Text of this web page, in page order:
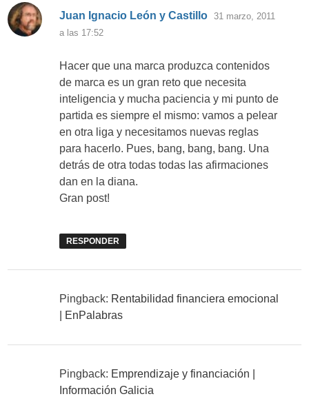
Juan Ignacio León y Castillo dice:
31 marzo, 2011
a las 17:52
Hacer que una marca produzca contenidos
de marca es un gran reto que necesita
inteligencia y mucha paciencia y mi punto de
partida es siempre el mismo: vamos a pelear
en otra liga y necesitamos nuevas reglas
para hacerlo. Pues, bang, bang, bang. Una
detrás de otra todas todas las afirmaciones
dan en la diana.
Gran post!
RESPONDER
Pingback: Rentabilidad financiera emocional
| EnPalabras
Pingback: Emprendizaje y financiación |
Información Galicia